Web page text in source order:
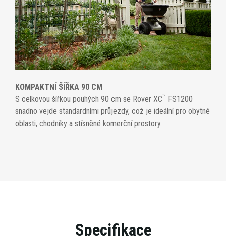
KOMPAKTNÍ ŠÍŘKA 90 CM
S celkovou šířkou pouhých 90 cm se Rover XC™ FS1200
snadno vejde standardními průjezdy, což je ideální pro obytné
oblasti, chodníky a stísněné komerční prostory.
Specifikace